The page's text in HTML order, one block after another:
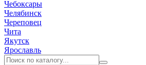
Чебоксары
Челябинск
Череповец
Чита
Якутск
Ярославль